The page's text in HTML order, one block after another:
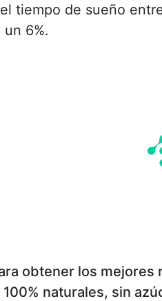
tiempo de sueño
6%.
obtener los mejores
naturales, sin